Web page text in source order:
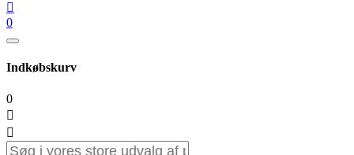

0
Indkøbskurv
0

